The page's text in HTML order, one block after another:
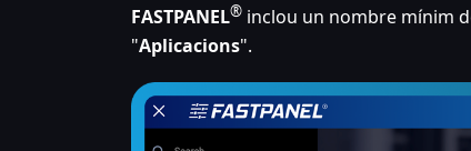
FASTPANEL® inclou un nombre mínim
"Aplicacions".